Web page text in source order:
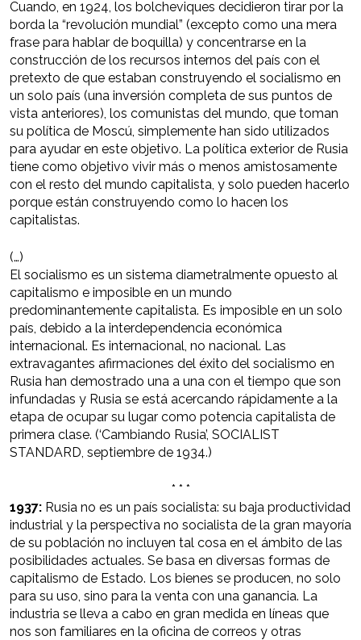
Cuando, en 1924, los bolcheviques decidieron tirar por la
borda la “revolución mundial” (excepto como una mera
frase para hablar de boquilla) y concentrarse en la
construcción de los recursos internos del país con el
pretexto de que estaban construyendo el socialismo en
un solo país (una inversión completa de sus puntos de
vista anteriores), los comunistas del mundo, que toman
su política de Moscú, simplemente han sido utilizados
para ayudar en este objetivo. La política exterior de Rusia
tiene como objetivo vivir más o menos amistosamente
con el resto del mundo capitalista, y solo pueden hacerlo
porque están construyendo como lo hacen los
capitalistas.
(…)
El socialismo es un sistema diametralmente opuesto al
capitalismo e imposible en un mundo
predominantemente capitalista. Es imposible en un solo
país, debido a la interdependencia económica
internacional. Es internacional, no nacional. Las
extravagantes afirmaciones del éxito del socialismo en
Rusia han demostrado una a una con el tiempo que son
infundadas y Rusia se está acercando rápidamente a la
etapa de ocupar su lugar como potencia capitalista de
primera clase. (‘Cambiando Rusia’, SOCIALIST
STANDARD, septiembre de 1934.)
* * *
1937: Rusia no es un país socialista: su baja productividad
industrial y la perspectiva no socialista de la gran mayoría
de su población no incluyen tal cosa en el ámbito de las
posibilidades actuales. Se basa en diversas formas de
capitalismo de Estado. Los bienes se producen, no solo
para su uso, sino para la venta con una ganancia. La
industria se lleva a cabo en gran medida en líneas que
nos son familiares en la oficina de correos y otras